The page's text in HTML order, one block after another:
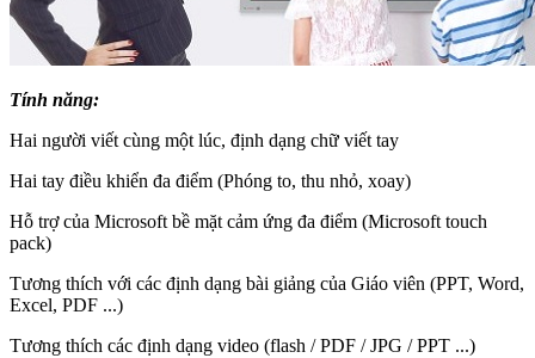
Tính năng:
Hai người viết cùng một lúc, định dạng chữ viết tay
Hai tay điều khiển đa điểm (Phóng to, thu nhỏ, xoay)
Hỗ trợ của Microsoft bề mặt cảm ứng đa điểm (Microsoft touch
pack)
Tương thích với các định dạng bài giảng của Giáo viên (PPT, Word,
Excel, PDF ...)
Tương thích các định dạng video (flash / PDF / JPG / PPT ...)